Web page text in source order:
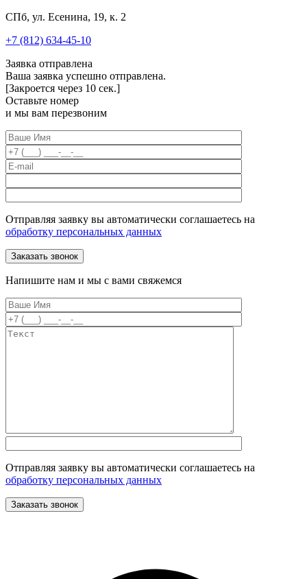
СПб, ул. Есенина, 19, к. 2
+7 (812) 634-45-10
Заявка отправлена
Ваша заявка успешно отправлена.
[Закроется через 10 сек.]
Оставьте номер
и мы вам перезвоним
Отправляя заявку вы автоматически соглашаетесь на
обработку персональных данных
Напишите нам и мы с вами свяжемся
Отправляя заявку вы автоматически соглашаетесь на
обработку персональных данных